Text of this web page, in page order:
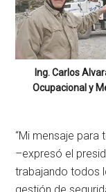
Ing. Carlos
Ocupacional y
“Mi mensaje
–expresó el
trabajando todos